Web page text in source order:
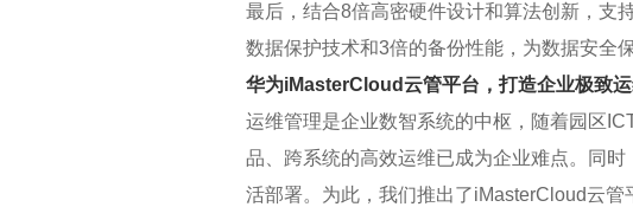
最后，结合8倍高密硬件设计和算法创新，支
数据保护技术和3倍的备份性能，为数据安全
华为iMasterCloud云管平台，打造企业极致
运维管理是企业数智系统的中枢，随着园区
品、跨系统的高效运维已成为企业难点。同
活部署。为此，我们推出了iMasterCloud云管